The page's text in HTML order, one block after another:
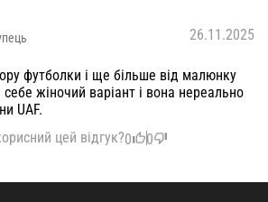
26.11.2025
футболки і ще більше від малюнку
жіночий варіант і вона нереально
UAF.
цей відгук?0 0